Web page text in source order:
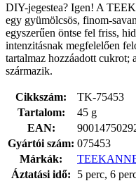
DIY-jegestea? Igen! A
egy gyümölcsös, finom-
egyszerűen öntse fel friss,
intenzitásnak megfelelően
tartalmaz hozzáadott cukrot;
származik.
Cikkszám:
TK-75453
Tartalom:
45 g
EAN:
Gyártói szám: 075453
Márkák:
Áztatási idő:
5 perc, 6